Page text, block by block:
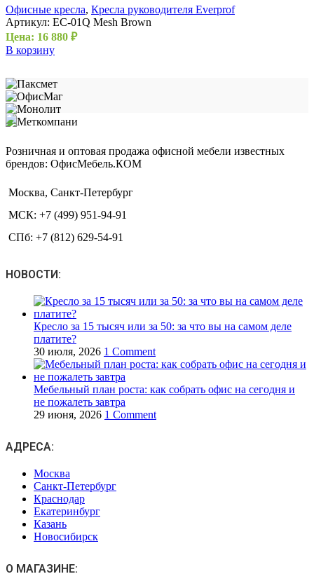
Офисные кресла, Кресла руководителя Everprof
Артикул: EC-01Q Mesh Brown
Цена: 16 880 ₽
В корзину
Розничная и оптовая продажа офисной мебели известных
брендов: ОфисМебель.КОМ
Москва, Санкт-Петербург
МСК: +7 (499) 951-94-91
СПб: +7 (812) 629-54-91
НОВОСТИ:
Кресло за 15 тысяч или за 50: за что вы на самом деле
платите?
30 июля, 2026 1 Comment
Мебельный план роста: как собрать офис на сегодня и
не пожалеть завтра
29 июня, 2026 1 Comment
АДРЕСА:
Москва
Санкт-Петербург
Краснодар
Екатеринбург
Казань
Новосибирск
О МАГАЗИНЕ: